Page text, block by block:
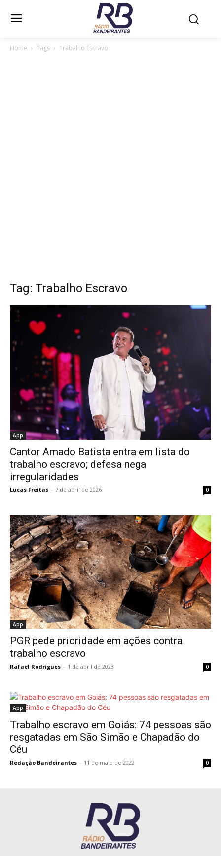
Home Tags Trabalho Escravo
Tag: Trabalho Escravo
App
Cantor Amado Batista entra em lista do
trabalho escravo; defesa nega
irregularidades
Lucas Freitas - 7 de abril de 2026 0
App
PGR pede prioridade em ações contra
trabalho escravo
Rafael Rodrigues - 1 de abril de 2023 0
App
Trabalho escravo em Goiás: 74 pessoas são
resgatadas em São Simão e Chapadão do
Céu
Redação Bandeirantes - 11 de maio de 2022 0